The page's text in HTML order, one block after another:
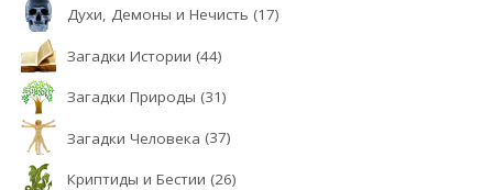
Духи, Демоны и Нечисть (17)
Загадки Истории (44)
Загадки Природы (31)
Загадки Человека (37)
Криптиды и Бестии (26)